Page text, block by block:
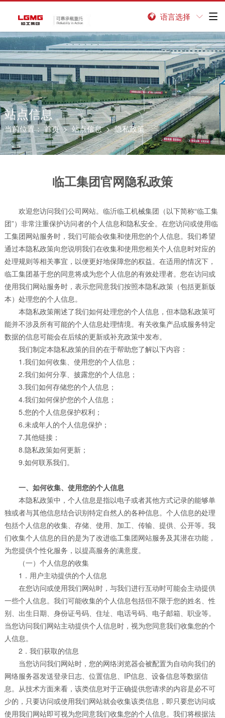

语言选择 
站点信息
当前位置：首页>站点信息> 隐私政策
临工集团官网隐私政策
欢迎您访问我们公司网站。临沂临工机械集团（以下简称“临工集
团”）非常注重保护访问者的个人信息和隐私安全。在您访问或使用临
工集团网站服务时，我们可能会收集和使用您的个人信息。我们希望
通过本隐私政策向您说明我们在收集和使用您相关个人信息时对应的
处理规则等相关事宜，以便更好地保障您的权益。在适用的情况下，
临工集团基于您的同意将成为您个人信息的有效处理者。您在访问或
使用我们网站服务时，表示您同意我们按照本隐私政策（包括更新版
本）处理您的个人信息。
本隐私政策阐述了我们如何处理您的个人信息，但本隐私政策可
能并不涉及所有可能的个人信息处理情境。有关收集产品或服务特定
数据的信息可能会在后续的更新或补充政策中发布。
我们制定本隐私政策的目的在于帮助您了解以下内容：
1.我们如何收集、使用您的个人信息；
2.我们如何分享、披露您的个人信息；
3.我们如何存储您的个人信息；
4.我们如何保护您的个人信息；
5.您的个人信息保护权利；
6.未成年人的个人信息保护；
7.其他链接；
8.隐私政策如何更新；
9.如何联系我们。
一、如何收集、使用您的个人信息
本隐私政策中，个人信息是指以电子或者其他方式记录的能够单
独或者与其他信息结合识别特定自然人的各种信息。个人信息的处理
包括个人信息的收集、存储、使用、加工、传输、提供、公开等。我
们收集个人信息的目的是为了改进临工集团网站服务及其潜在功能，
为您提供个性化服务，以提高服务的满意度。
（一）个人信息的收集
1．用户主动提供的个人信息
在您访问或使用我们网站时，与我们进行互动时可能会主动提供
一些个人信息。我们可能收集的个人信息包括但不限于您的姓名、性
别、出生日期、身份证号码、住址、电话号码、电子邮箱、职业等。
当您访问我们网站主动提供个人信息时，视为您同意我们收集您的个
人信息。
2．我们获取的信息
当您访问我们网站时，您的网络浏览器会被配置为自动向我们的
网络服务器发送登录日志、位置信息、IP信息、设备信息等数据信
息。从技术方面来看，该类信息对于正确提供您请求的内容是必不可
少的，只要访问或使用我们网站就会收集该类信息，即只要您访问或
使用我们网站即可视为您同意我们收集您的个人信息。我们将根据法